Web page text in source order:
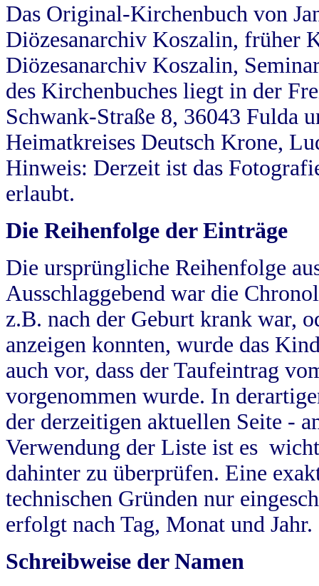
Das Original-Kirchenbuch von
Diözesanarchiv Koszalin, früher
Diözesanarchiv Koszalin,
des Kirchenbuches liegt in der
Schwank-Straße 8, 36043 Fulda
Heimatkreises Deutsch Krone,
Hinweis: Derzeit ist das
erlaubt.
Die Reihenfolge der Einträge
Die ursprüngliche Reihenfolge
Ausschlaggebend war die
z.B. nach der Geburt krank war,
anzeigen konnten, wurde das
auch vor, dass der Taufeintrag
vorgenommen wurde. In
der derzeitigen aktuellen Seite -
Verwendung der Liste ist es
dahinter zu überprüfen. Eine
technischen Gründen nur
erfolgt nach Tag, Monat und Jahr.
Schreibweise der Namen